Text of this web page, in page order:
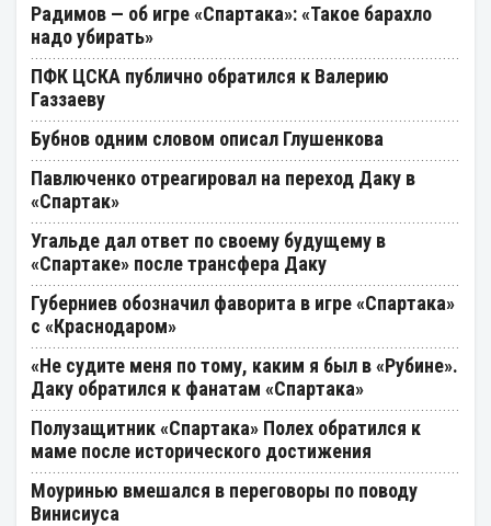
Радимов — об игре «Спартака»: «Такое барахло
надо убирать»
ПФК ЦСКА публично обратился к Валерию
Газзаеву
Бубнов одним словом описал Глушенкова
Павлюченко отреагировал на переход Даку в
«Спартак»
Угальде дал ответ по своему будущему в
«Спартаке» после трансфера Даку
Губерниев обозначил фаворита в игре «Спартака»
с «Краснодаром»
«Не судите меня по тому, каким я был в «Рубине».
Даку обратился к фанатам «Спартака»
Полузащитник «Спартака» Полех обратился к
маме после исторического достижения
Моуринью вмешался в переговоры по поводу
Винисиуса